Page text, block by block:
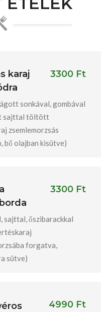
karaj
3300 Ft
sonkával, gombával
sajttal töltött
zsemlemorzsás
bő olajban kisütve)
3300 Ft
sajttal, őszibarackkal
forgatva,
sütve)
4990 Ft